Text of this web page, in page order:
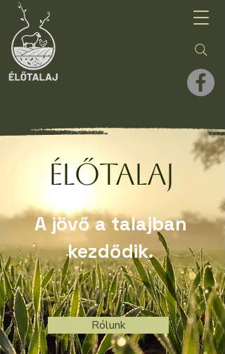
élőTalaj
A jövő a talajban
kezdődik.
Rólunk